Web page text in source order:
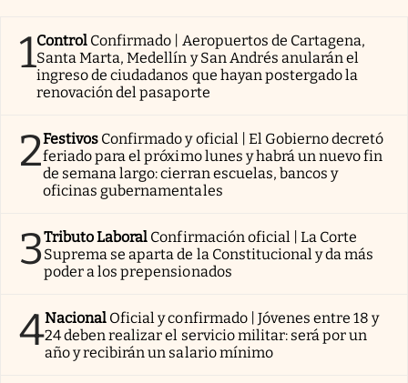
1Control Confirmado | Aeropuertos de Cartagena,
Santa Marta, Medellín y San Andrés anularán el
ingreso de ciudadanos que hayan postergado la
renovación del pasaporte
2Festivos Confirmado y oficial | El Gobierno decretó
feriado para el próximo lunes y habrá un nuevo fin
de semana largo: cierran escuelas, bancos y
oficinas gubernamentales
3Tributo Laboral Confirmación oficial | La Corte
Suprema se aparta de la Constitucional y da más
poder a los prepensionados
4Nacional Oficial y confirmado | Jóvenes entre 18 y
24 deben realizar el servicio militar: será por un
año y recibirán un salario mínimo